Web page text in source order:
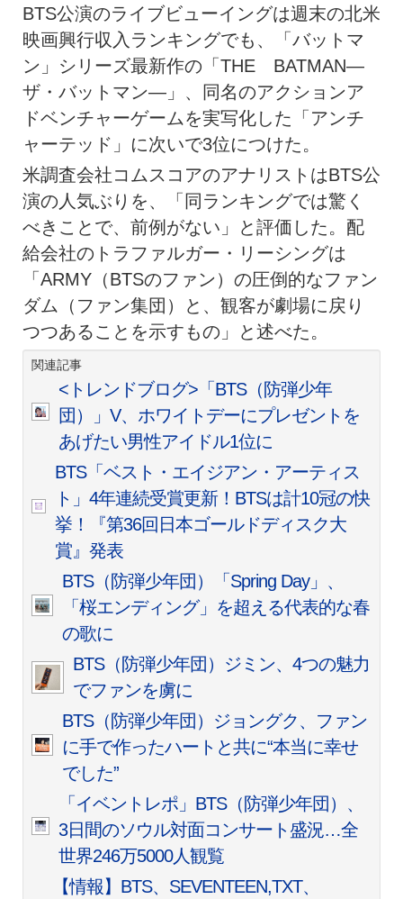
BTS公演のライブビューイングは週末の北米
映画興行収入ランキングでも、「バットマ
ン」シリーズ最新作の「THE BATMAN―
ザ・バットマン―」、同名のアクションア
ドベンチャーゲームを実写化した「アンチ
ャーテッド」に次いで3位につけた。
米調査会社コムスコアのアナリストはBTS公
演の人気ぶりを、「同ランキングでは驚く
べきことで、前例がない」と評価した。配
給会社のトラファルガー・リーシングは
「ARMY（BTSのファン）の圧倒的なファン
ダム（ファン集団）と、観客が劇場に戻り
つつあることを示すもの」と述べた。
関連記事
<トレンドブログ>「BTS（防弾少年
団）」V、ホワイトデーにプレゼントを
あげたい男性アイドル1位に
BTS「ベスト・エイジアン・アーティス
ト」4年連続受賞更新！BTSは計10冠の快
挙！『第36回日本ゴールドディスク大
賞』発表
BTS（防弾少年団）「Spring Day」、
「桜エンディング」を超える代表的な春
の歌に
BTS（防弾少年団）ジミン、4つの魅力
でファンを虜に
BTS（防弾少年団）ジョングク、ファン
に手で作ったハートと共に“本当に幸せ
でした”
「イベントレポ」BTS（防弾少年団）、
3日間のソウル対面コンサート盛況…全
世界246万5000人観覧
【情報】BTS、SEVENTEEN,TXT、